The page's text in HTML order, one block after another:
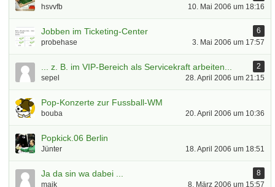
hsvvfb
10. Mai 2006 um 18:16
Jobben im Ticketing-Center
6
probehase
3. Mai 2006 um 17:57
... z. B. im VIP-Bereich als Servicekraft arbeiten...
2
sepel
28. April 2006 um 21:15
Pop-Konzerte zur Fussball-WM
bouba 20. April 2006 um 10:36
Popkick.06 Berlin
Jünter 18. April 2006 um 18:51
Ja da sin wa dabei ...
8
maik
8. März 2006 um 15:57